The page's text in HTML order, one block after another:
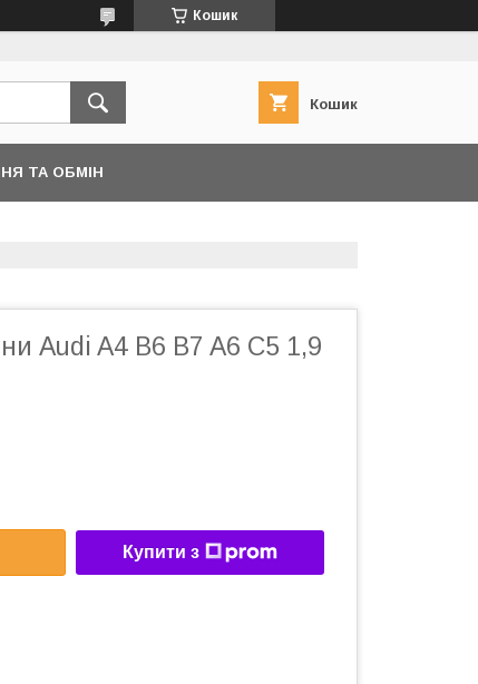
Кошик
Кошик
ТА ОБМІН
Audi A4 B6 B7 A6 C5 1,9
Купити з